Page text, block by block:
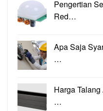
Pengertian
Red…
Apa Saja
…
Harga
…